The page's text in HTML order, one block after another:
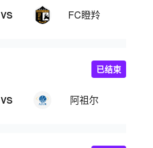
VS FC瞪羚
VS 阿祖尔
已结束